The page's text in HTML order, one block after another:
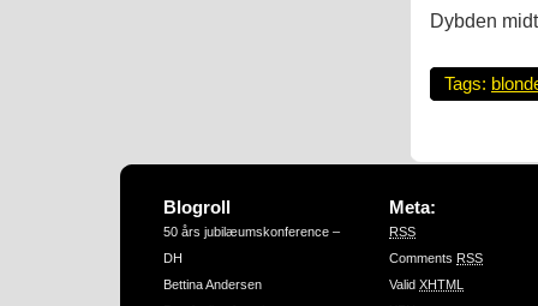
Dybden
Tags:
Blogroll
50 års jubilæumskonference –
DH
Bettina Andersen
Meta:
RSS
Comments RSS
Valid XHTML